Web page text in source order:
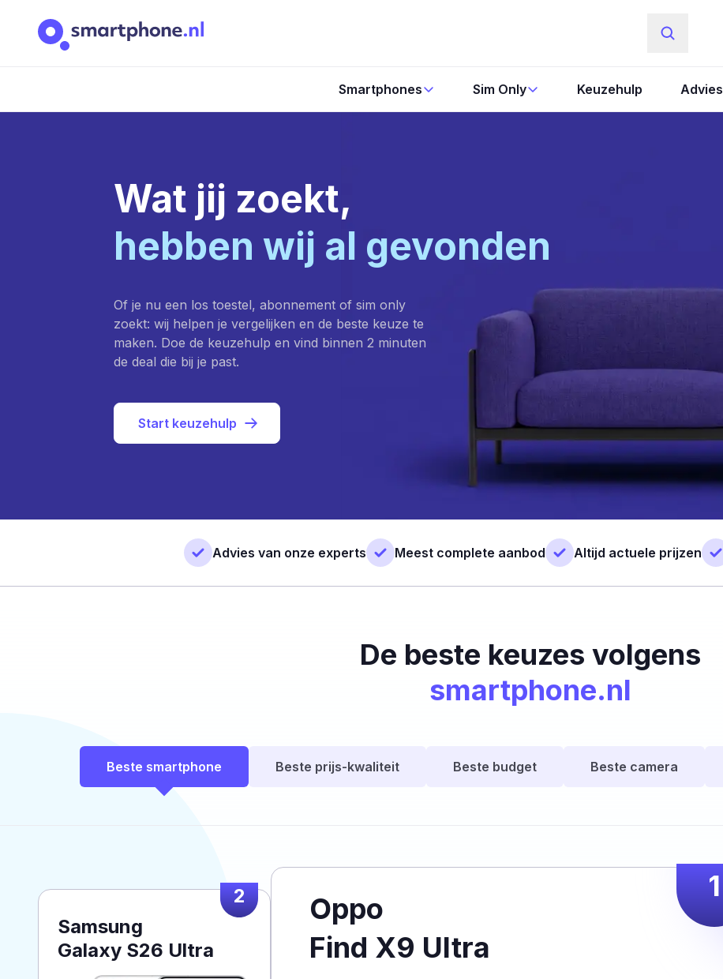
Smartphones Sim Only Keuzehulp Advies
Wat jij zoekt,
hebben wij al gevonden
Of je nu een los toestel, abonnement of sim only
zoekt: wij helpen je vergelijken en de beste keuze te
maken. Doe de keuzehulp en vind binnen 2 minuten
de deal die bij je past.
Start keuzehulp
Advies van onze experts Meest complete aanbod Altijd actuele prijzen
De beste keuzes volgens
smartphone.nl
Beste smartphone Beste prijs-kwaliteit Beste budget Beste camera
1
Oppo
Find X9 Ultra
2
Samsung
Galaxy S26 Ultra